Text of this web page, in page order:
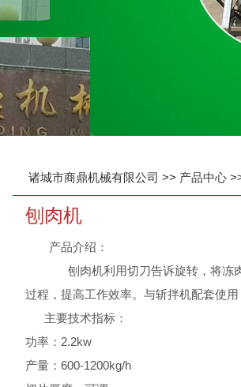
诸城市商鼎机械有限公司 >> 产品中心
刨肉机
产品介绍：
刨肉机利用切刀告诉旋转，将冻
过程，提高工作效率。与斩拌机配套使
主要技术指标：
功率：2.2kw
产量：600-1200kg/h